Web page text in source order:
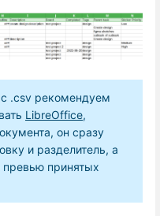
.csv рекомендуем
LibreOffice,
он сразу
и разделитель, а
превью принятых